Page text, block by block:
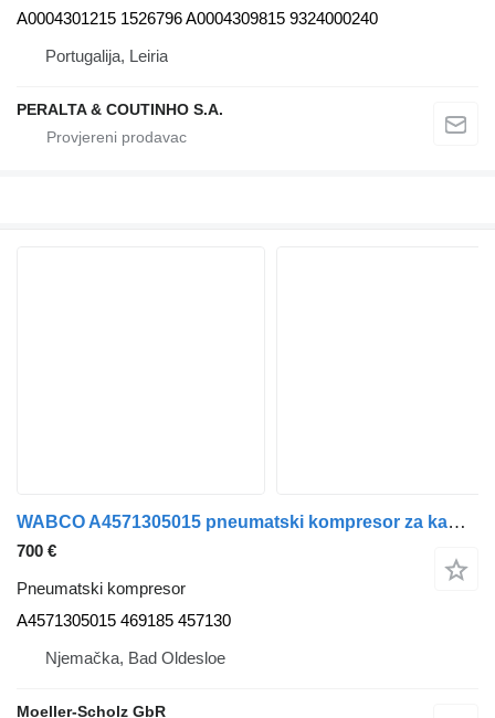
A0004301215 1526796 A0004309815 9324000240
Portugalija, Leiria
PERALTA & COUTINHO S.A.
WABCO A4571305015 pneumatski kompresor za kamiona
700 €
Pneumatski kompresor
A4571305015 469185 457130
Njemačka, Bad Oldesloe
Moeller-Scholz GbR